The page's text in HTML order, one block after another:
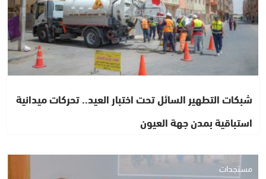
شبكات التطهير السائل تحت اختبار العيد.. تحركات ميدانية
استباقية بمدن جهة العيون
مستجدات